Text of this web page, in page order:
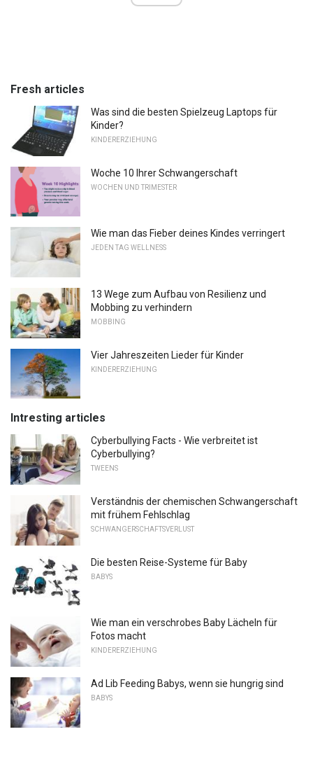
Fresh articles
Was sind die besten Spielzeug Laptops für
Kinder?
KINDERERZIEHUNG
Woche 10 Ihrer Schwangerschaft
WOCHEN UND TRIMESTER
Wie man das Fieber deines Kindes verringert
JEDEN TAG WELLNESS
13 Wege zum Aufbau von Resilienz und
Mobbing zu verhindern
MOBBING
Vier Jahreszeiten Lieder für Kinder
KINDERERZIEHUNG
Intresting articles
Cyberbullying Facts - Wie verbreitet ist
Cyberbullying?
TWEENS
Verständnis der chemischen Schwangerschaft
mit frühem Fehlschlag
SCHWANGERSCHAFTSVERLUST
Die besten Reise-Systeme für Baby
BABYS
Wie man ein verschrobes Baby Lächeln für
Fotos macht
KINDERERZIEHUNG
Ad Lib Feeding Babys, wenn sie hungrig sind
BABYS